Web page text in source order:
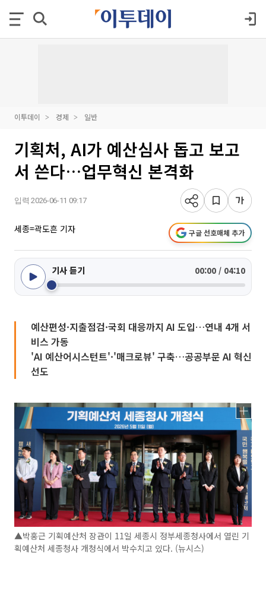
이투데이 경제 일반
기획처, AI가 예산심사 돕고 보고
서 쓴다…업무혁신 본격화
입력 2026-06-11 09:17
세종=곽도흔 기자 구글 선호매체 추가
기사 듣기 00:00 / 04:10
예산편성·지출점검·국회 대응까지 AI 도입…연내 4개 서
비스 가동
'AI 예산어시스턴트'·'매크로뷰' 구축…공공부문 AI 혁신
선도
▲박홍근 기획예산처 장관이 11일 세종시 정부세종청사에서 열린 기
획예산처 세종청사 개청식에서 박수치고 있다. (뉴시스)